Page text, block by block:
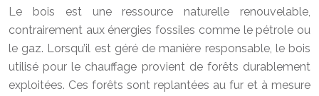
Le bois est une ressource naturelle renouvelable,
contrairement aux énergies fossiles comme le pétrole ou
le gaz. Lorsqu’il est géré de manière responsable, le bois
utilisé pour le chauffage provient de forêts durablement
exploitées. Ces forêts sont replantées au fur et à mesure